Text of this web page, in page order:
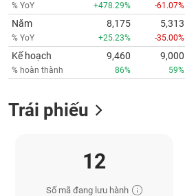
% YoY +478.29% -61.07%
Năm
% YoY
8,175
+25.23%
5,313
-35.00%
Kế hoạch
% hoàn thành
9,460
86%
9,000
59%
Trái phiếu
12
Số mã đang lưu hành